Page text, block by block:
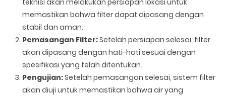
teknisi akan melakukan persiapan lokasi untuk
memastikan bahwa filter dapat dipasang dengan
stabil dan aman.
Pemasangan Filter:Setelah persiapan selesai, filter
akan dipasang dengan hati-hati sesuai dengan
spesifikasi yang telah ditentukan.
Pengujian:Setelah pemasangan selesai, sistem filter
akan diuji untuk memastikan bahwa air yang